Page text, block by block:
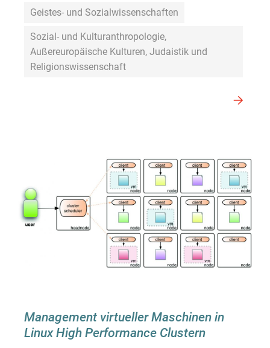
Geistes- und Sozialwissenschaften
Sozial- und Kulturanthropologie,
Außereuropäische Kulturen, Judaistik und
Religionswissenschaft
Management virtueller Maschinen in
Linux High Performance Clustern